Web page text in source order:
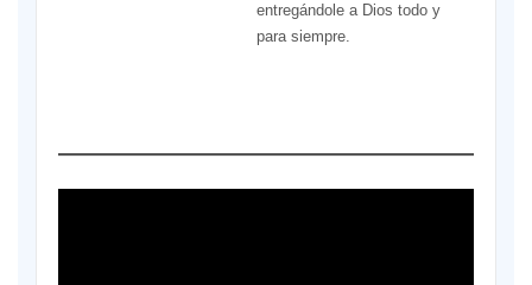
entregándole a Dios todo y
para siempre.